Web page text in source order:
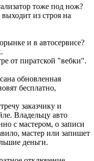
тоже под нож?
из строя на
и в автосервисе?
от пиратской "вебки".
обновленная
бесплатно,
заказчику и
Владельцу авто
с мастером, о записи
мастер или запишет
деньги.